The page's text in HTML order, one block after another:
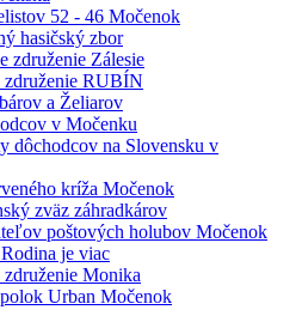
52 - 46 Močenok
hasičský zbor
združenie Zálesie
združenie RUBÍN
a Želiarov
v Močenku
dôchodcov na Slovensku v
kríža Močenok
zväz záhradkárov
poštových holubov Močenok
je viac
združenie Monika
Urban Močenok